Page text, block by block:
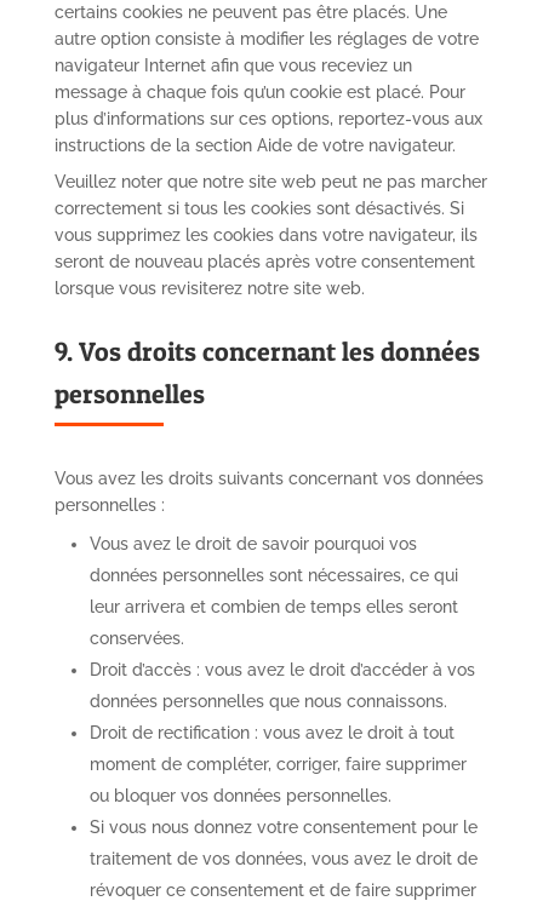
certains cookies ne peuvent pas être placés. Une
autre option consiste à modifier les réglages de votre
navigateur Internet afin que vous receviez un
message à chaque fois qu’un cookie est placé. Pour
plus d’informations sur ces options, reportez-vous aux
instructions de la section Aide de votre navigateur.
Veuillez noter que notre site web peut ne pas marcher
correctement si tous les cookies sont désactivés. Si
vous supprimez les cookies dans votre navigateur, ils
seront de nouveau placés après votre consentement
lorsque vous revisiterez notre site web.
9. Vos droits concernant les données
personnelles
Vous avez les droits suivants concernant vos données
personnelles :
Vous avez le droit de savoir pourquoi vos
données personnelles sont nécessaires, ce qui
leur arrivera et combien de temps elles seront
conservées.
Droit d’accès : vous avez le droit d’accéder à vos
données personnelles que nous connaissons.
Droit de rectification : vous avez le droit à tout
moment de compléter, corriger, faire supprimer
ou bloquer vos données personnelles.
Si vous nous donnez votre consentement pour le
traitement de vos données, vous avez le droit de
révoquer ce consentement et de faire supprimer